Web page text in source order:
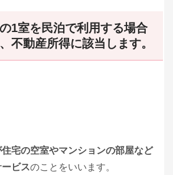
1室を民泊で利用する場合
不動産所得に該当します。
宅の空室やマンションの部屋など
ビスのことをいいます。